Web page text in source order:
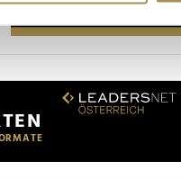
Funktionen für
Analysen weiter. Unsere
bereitgestellt haben oder